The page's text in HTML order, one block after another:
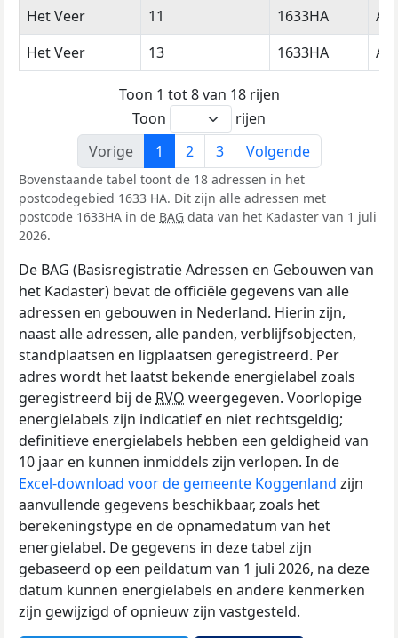
Het Veer
11 1633HA
Het Veer
13 1633HA
Toon 1 tot 8 van 18 rijen
Toon
rijen
Vorige
1 2 3 Volgende
Bovenstaande tabel toont de 18 adressen in het
postcodegebied 1633 HA. Dit zijn alle adressen met
postcode 1633HA in de BAG data van het Kadaster van 1 juli
2026.
De BAG (Basisregistratie Adressen en Gebouwen van
het Kadaster) bevat de officiële gegevens van alle
adressen en gebouwen in Nederland. Hierin zijn,
naast alle adressen, alle panden, verblijfsobjecten,
standplaatsen en ligplaatsen geregistreerd. Per
adres wordt het laatst bekende energielabel zoals
geregistreerd bij de RVO weergegeven. Voorlopige
energielabels zijn indicatief en niet rechtsgeldig;
definitieve energielabels hebben een geldigheid van
10 jaar en kunnen inmiddels zijn verlopen. In de
Excel-download voor de gemeente Koggenland zijn
aanvullende gegevens beschikbaar, zoals het
berekeningstype en de opnamedatum van het
energielabel. De gegevens in deze tabel zijn
gebaseerd op een peildatum van 1 juli 2026, na deze
datum kunnen energielabels en andere kenmerken
zijn gewijzigd of opnieuw zijn vastgesteld.